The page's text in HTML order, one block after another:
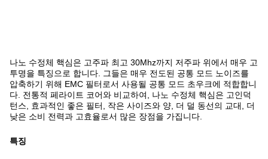
나노 수정체 핵심은 고주파 최고 30Mhz까지 저주파 위에서 매우 고
투명을 특징으로 합니다. 그들은 매우 전도된 공통 모드 노이즈를
압축하기 위해 EMC 필터로서 사용될 공통 모드 초우크에 적합합니
다. 전통적 페라이트 코어와 비교하여, 나노 수정체 핵심은 고인덕
턴스, 효과적인 좋은 필터, 작은 사이즈와 양, 더 덜 동선의 교대, 더
낮은 소비 전력과 고효율로서 많은 장점을 가집니다.
특징